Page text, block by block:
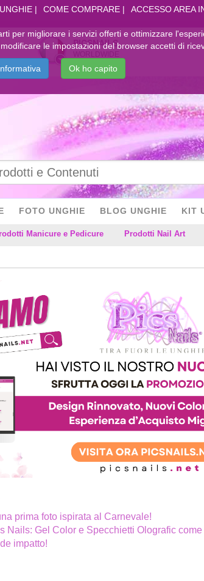
COME COMPRARE ACCESSO AREA
PICSNAILS
Manicure e Pedicure Prodotti Nail Art
FOTO UNGHIE BLOG UNGHIE KIT
prima foto ispirata al Carnevale!
Nails: Gel Color e Specchietti Olografic
impatto!
per migliorare i servizi offerti e ottimizzare
le impostazioni del browser accetti di
Ok ho capito